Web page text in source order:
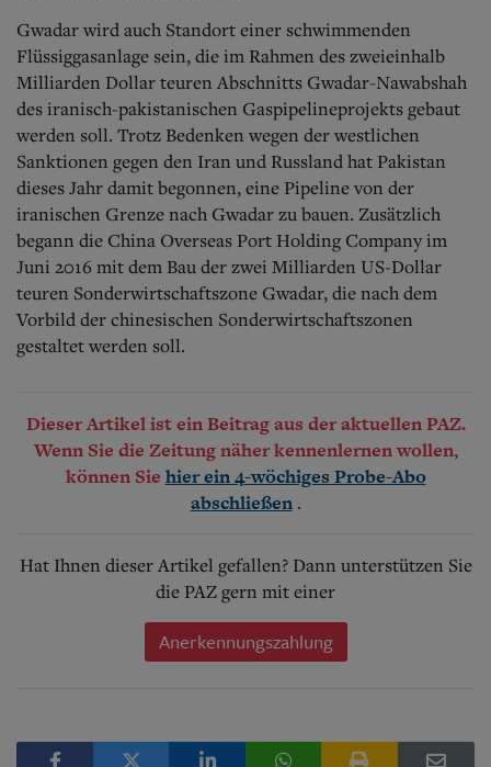
Gwadar wird auch Standort einer schwimmenden
Flüssiggasanlage sein, die im Rahmen des zweieinhalb
Milliarden Dollar teuren Abschnitts Gwadar-Nawabshah
des iranisch-pakistanischen Gaspipelineprojekts gebaut
werden soll. Trotz Bedenken wegen der westlichen
Sanktionen gegen den Iran und Russland hat Pakistan
dieses Jahr damit begonnen, eine Pipeline von der
iranischen Grenze nach Gwadar zu bauen. Zusätzlich
begann die China Overseas Port Holding Company im
Juni 2016 mit dem Bau der zwei Milliarden US-Dollar
teuren Sonderwirtschaftszone Gwadar, die nach dem
Vorbild der chinesischen Sonderwirtschaftszonen
gestaltet werden soll.
Dieser Artikel ist ein Beitrag aus der aktuellen PAZ.
Wenn Sie die Zeitung näher kennenlernen wollen,
können Sie hier ein 4-wöchiges Probe-Abo
abschließen .
Hat Ihnen dieser Artikel gefallen? Dann unterstützen Sie
die PAZ gern mit einer
Anerkennungszahlung